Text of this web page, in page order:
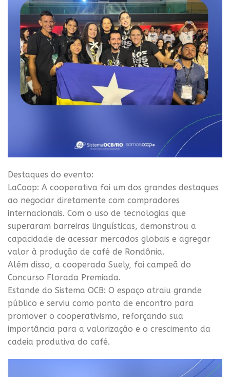
Destaques do evento:
LaCoop: A cooperativa foi um dos grandes destaques
ao negociar diretamente com compradores
internacionais. Com o uso de tecnologias que
superaram barreiras linguísticas, demonstrou a
capacidade de acessar mercados globais e agregar
valor à produção de café de Rondônia.
Além disso, a cooperada Suely, foi campeã do
Concurso Florada Premiada.
Estande do Sistema OCB: O espaço atraiu grande
público e serviu como ponto de encontro para
promover o cooperativismo, reforçando sua
importância para a valorização e o crescimento da
cadeia produtiva do café.